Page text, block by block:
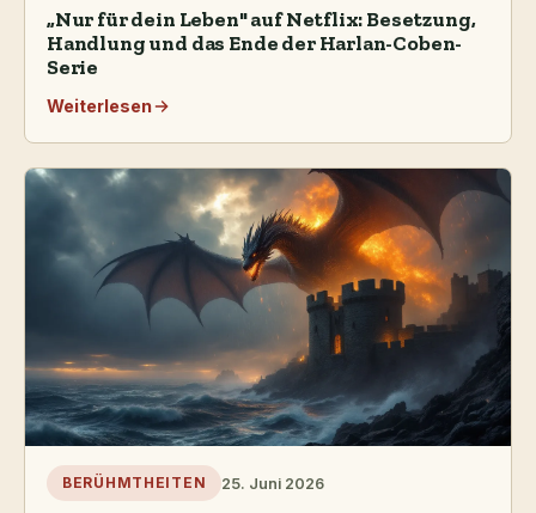
„Nur für dein Leben" auf Netflix: Besetzung,
Handlung und das Ende der Harlan-Coben-
Serie
Weiterlesen
BERÜHMTHEITEN 25. Juni 2026